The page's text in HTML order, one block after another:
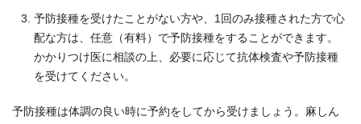
予防接種を受けたことがない方や、1回のみ接種された方で心
配な方は、任意（有料）で予防接種をすることができます。
かかりつけ医に相談の上、必要に応じて抗体検査や予防接種
を受けてください。
予防接種は体調の良い時に予約をしてから受けましょう。麻しん